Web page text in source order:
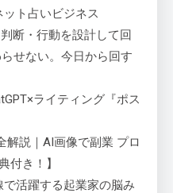
ト占いビジネス
断・行動を設計して回
せない。今日から回す
ライティング『ポス
解説｜AI画像で副業 プロ
付き！】
で活躍する起業家の脳み